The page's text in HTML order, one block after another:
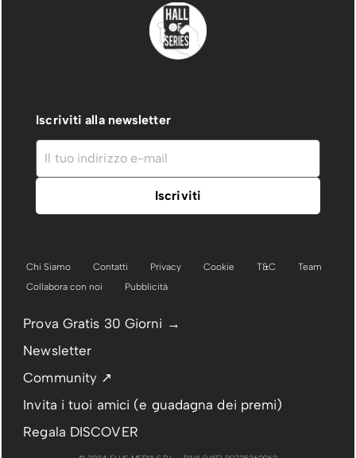
Iscriviti alla newsletter
Chi Siamo Contatti Privacy Cookie T&C
Team
Collabora con noi
Pubblicità
Prova Gratis 30 Giorni →
Newsletter
Community ↗
Invita i tuoi amici (e guadagna dei premi)
Regala DISCOVER